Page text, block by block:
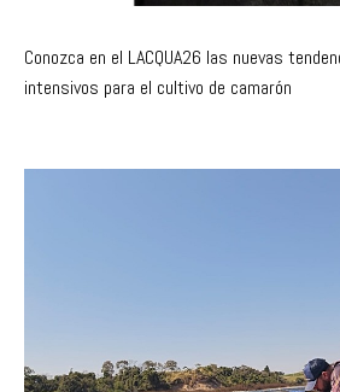
Conozca en el LACQUA26 las nuevas
intensivos para el cultivo de camarón